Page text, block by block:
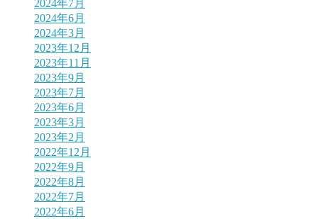
2024年7月
2024年6月
2024年3月
2023年12月
2023年11月
2023年9月
2023年7月
2023年6月
2023年3月
2023年2月
2022年12月
2022年9月
2022年8月
2022年7月
2022年6月